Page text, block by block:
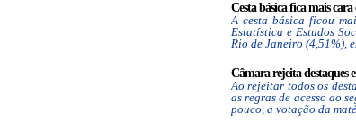
Cesta básica fica mais cara
A cesta básica ficou
Estatística e Estudos
Rio de Janeiro (4,51%),
Câmara rejeita destaques
Ao rejeitar todos os
as regras de acesso ao
pouco, a votação da